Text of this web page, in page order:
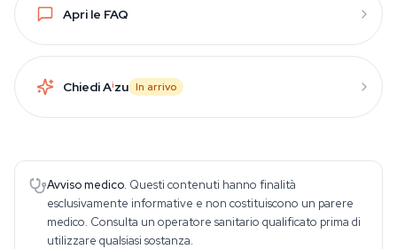
Apri le FAQ
Chiedi Aizu In arrivo
Avviso medico. Questi contenuti hanno finalità
esclusivamente informative e non costituiscono un parere
medico. Consulta un operatore sanitario qualificato prima di
utilizzare qualsiasi sostanza.